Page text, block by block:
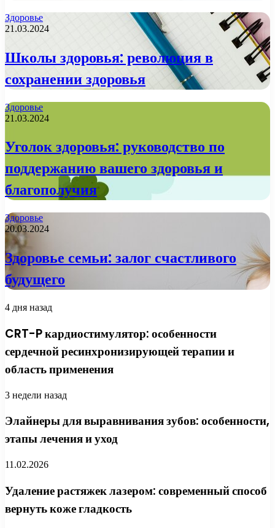
Здоровье
21.03.2024
Школы здоровья: революция в
сохранении здоровья
Здоровье
21.03.2024
Уголок здоровья: руководство по
поддержанию вашего здоровья и
благополучия
Здоровье
20.03.2024
Здоровье семьи: залог счастливого
будущего
4 дня назад
CRT-P кардиостимулятор: особенности
сердечной ресинхронизирующей терапии и
область применения
3 недели назад
Элайнеры для выравнивания зубов: особенности,
этапы лечения и уход
11.02.2026
Удаление растяжек лазером: современный способ
вернуть коже гладкость